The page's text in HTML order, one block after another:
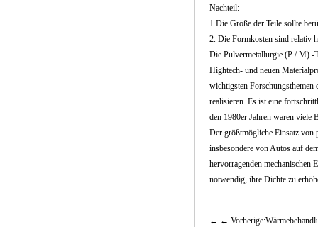
Nachteil:
1.Die Größe der Teile sollte
2. Die Formkosten sind relativ
Die Pulvermetallurgie (P / M) -
Hightech- und neuen
wichtigsten Forschungsthemen
realisieren. Es ist eine
den 1980er Jahren waren viele
Der größtmögliche Einsatz von
insbesondere von Autos auf
hervorragenden mechanischen
notwendig, ihre Dichte zu
←